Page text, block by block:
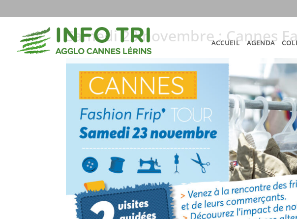
ACCUEIL AGENDA
Samedi 23 novembre : Cannes